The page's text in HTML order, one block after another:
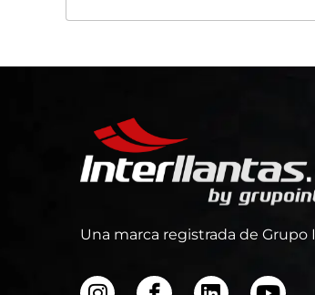
Una marca registrada de Grupo